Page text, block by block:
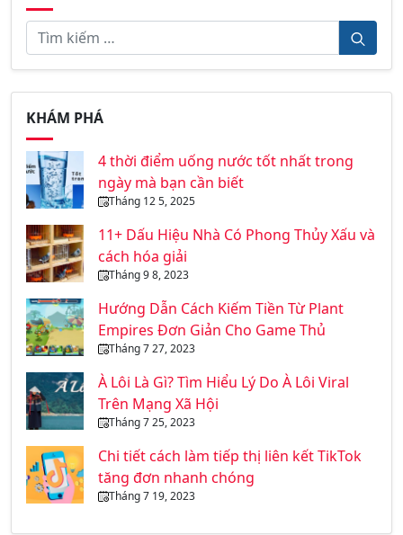
KHÁM PHÁ
4 thời điểm uống nước tốt nhất trong
ngày mà bạn cần biết
Tháng 12 5, 2025
11+ Dấu Hiệu Nhà Có Phong Thủy Xấu và
cách hóa giải
Tháng 9 8, 2023
Hướng Dẫn Cách Kiếm Tiền Từ Plant
Empires Đơn Giản Cho Game Thủ
Tháng 7 27, 2023
À Lôi Là Gì? Tìm Hiểu Lý Do À Lôi Viral
Trên Mạng Xã Hội
Tháng 7 25, 2023
Chi tiết cách làm tiếp thị liên kết TikTok
tăng đơn nhanh chóng
Tháng 7 19, 2023